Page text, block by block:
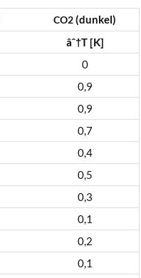
CO2(dun­kel)
âˆ†T [K]
0
0,9
0,9
0,7
0,4
0,5
0,3
0,1
0,2
0,1